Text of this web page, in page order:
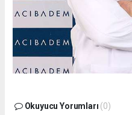
Okuyucu Yorumları (0)